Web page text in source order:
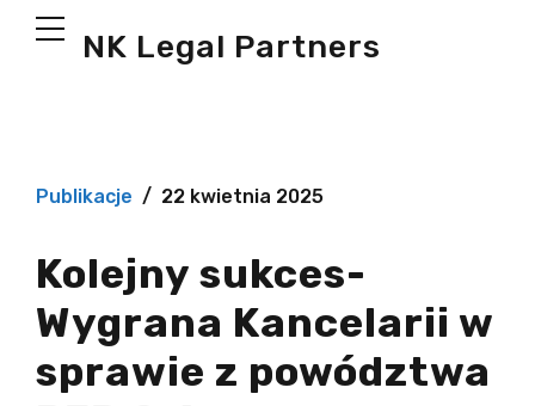
NK Legal Partners
Publikacje 22 kwietnia 2025
Kolejny sukces-
Wygrana Kancelarii w
sprawie z powództwa